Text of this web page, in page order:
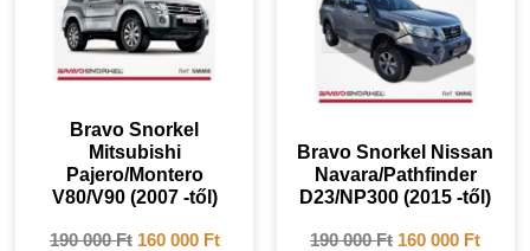
Bravo Snorkel
Mitsubishi
Pajero/Montero
V80/V90 (2007 -től)
190 000Ft 160 000 Ft
Bravo Snorkel Nissan
Navara/Pathfinder
D23/NP300 (2015 -től)
190 000Ft 160 000 Ft